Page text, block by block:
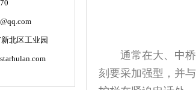
通常在大、中桥
刻要采加强型，并
北区工业园